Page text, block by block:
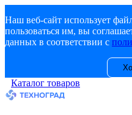
Наш веб-сайт использует
пользоваться им, вы
данных в соответствии с
Каталог товаров